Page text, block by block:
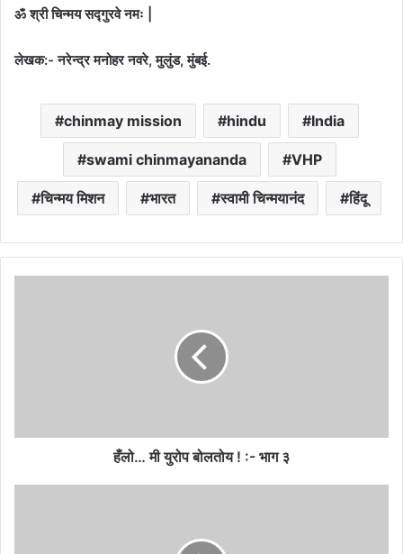
ॐ श्री चिन्मय सद्गुरवे नमः |
लेखक:- नरेन्द्र मनोहर नवरे, मुलुंड, मुंबई.
chinmay mission hindu India
swami chinmayananda VHP
चिन्मय मिशन भारत स्वामी चिन्मयानंद हिंदू
हँलो… मी युरोप बोलतोय ! :- भाग ३